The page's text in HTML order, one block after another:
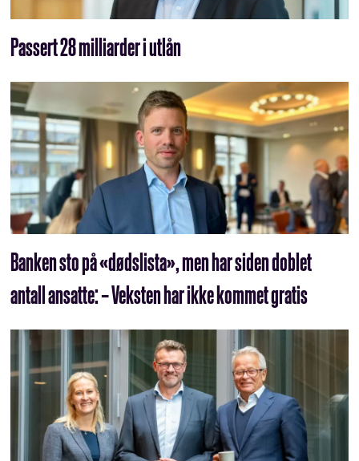
Passert 28 milliarder i utlån
Banken sto på «dødslista», men har siden doblet
antall ansatte: – Veksten har ikke kommet gratis